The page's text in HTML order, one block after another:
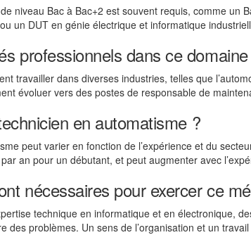
niveau Bac à Bac+2 est souvent requis, comme un
un DUT en génie électrique et informatique
professionnels dans ce
travailler dans diverses industries, telles que
évoluer vers des postes de responsable de
en automatisme ?
peut varier en fonction de l’expérience et du
an pour un débutant, et peut augmenter avec
nécessaires pour exercer ce
technique en informatique et en électronique,
des problèmes. Un sens de l’organisation et un